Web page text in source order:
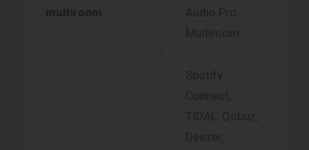
multiroom
Audio Pro
Multiroom
Spotify
Connect,
TIDAL, Qobuz,
Deezer,